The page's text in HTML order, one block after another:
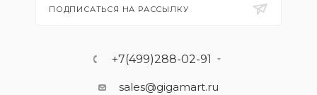
ПОДПИСАТЬСЯ НА РАССЫЛКУ
+7(499)288-02-91
sales@gigamart.ru